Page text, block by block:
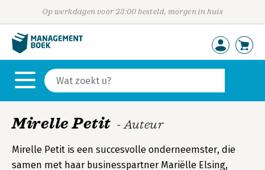
Op werkdagen voor 23:00 besteld, morgen in huis
Mirelle Petit - Auteur
Mirelle Petit is een succesvolle onderneemster, die
samen met haar businesspartner Mariëlle Elsing,